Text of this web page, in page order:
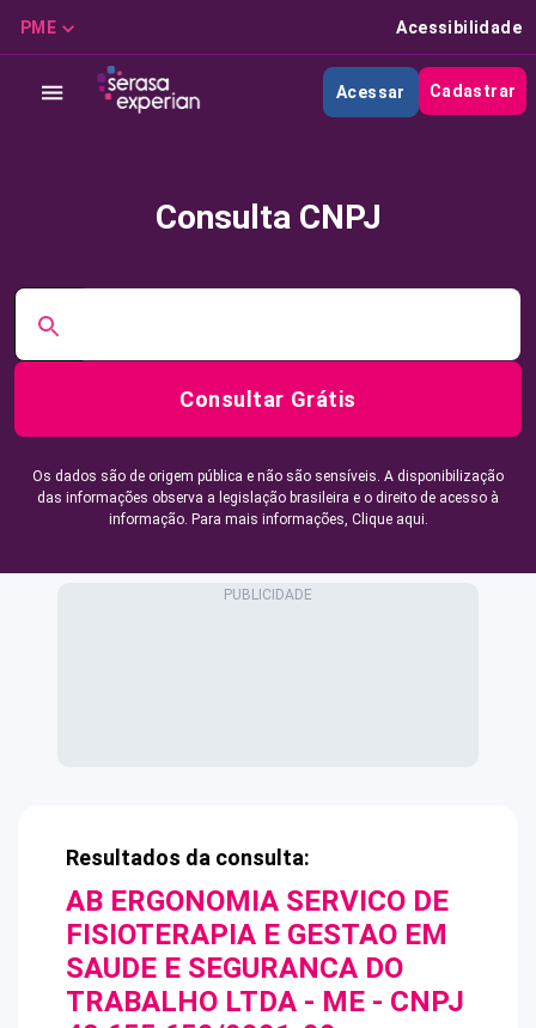
PME Acessibilidade
Acessar Cadastrar
Consulta CNPJ
Consultar Grátis
Os dados são de origem pública e não são sensíveis. A disponibilização
das informações observa a legislação brasileira e o direito de acesso à
informação. Para mais informações, Clique aqui.
Resultados da consulta:
AB ERGONOMIA SERVICO DE
FISIOTERAPIA E GESTAO EM
SAUDE E SEGURANCA DO
TRABALHO LTDA - ME - CNPJ